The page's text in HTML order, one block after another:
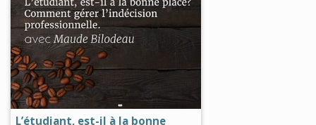
0
seconds
of
0
seconds
L’étudiant, est-il à la bonne